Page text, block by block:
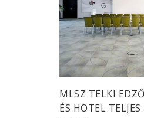
MLSZ TELKI
ÉS HOTEL